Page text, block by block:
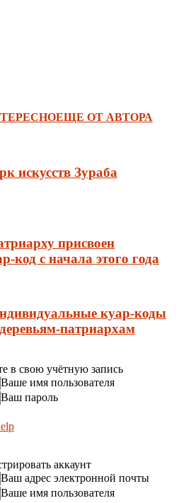
ЕЩЕ ОТ АВТОРА
искусств Зураба
присвоен
код с начала этого года
куар-коды
патриархам
в свою учётную запись
Ваше имя пользователя
Ваш пароль
аккаунт
Ваш адрес электронной почты
Ваше имя пользователя